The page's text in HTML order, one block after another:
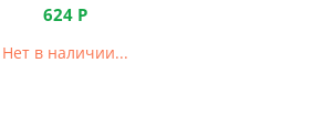
624 Р
Нет в наличии...